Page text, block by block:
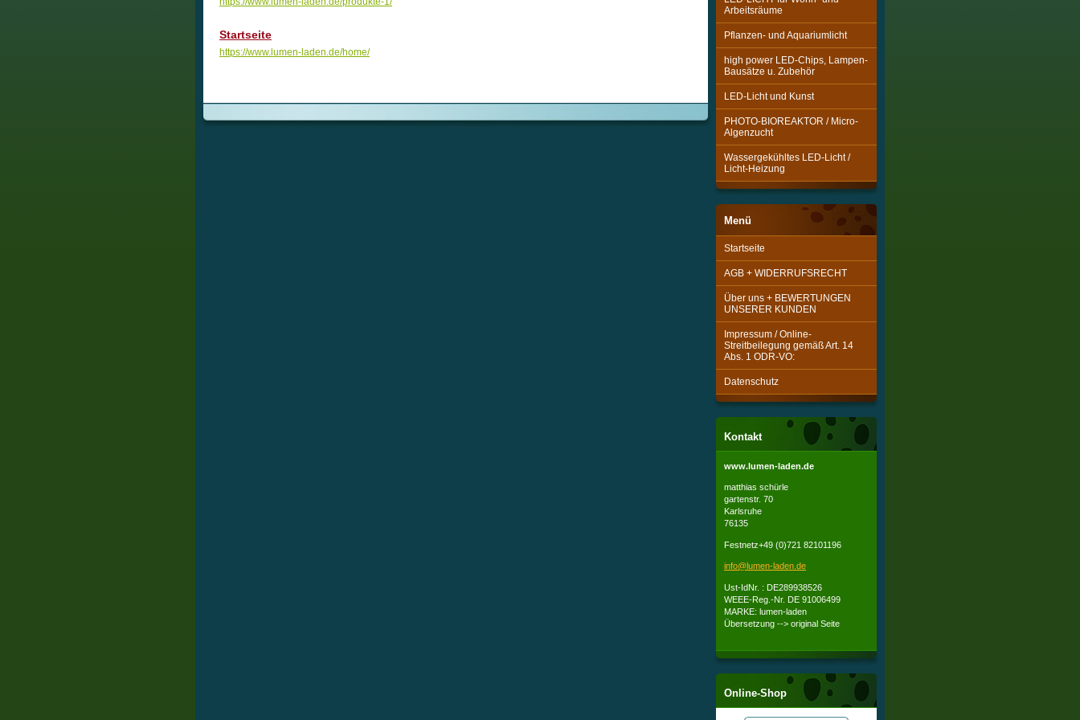
Startseite
https://www.lumen-laden.de/home/
Arbeitsräume
Pflanzen- und Aquariumlicht
high power LED-Chips, Lampen-
Bausätze u. Zubehör
LED-Licht und Kunst
PHOTO-BIOREAKTOR / Micro-
Algenzucht
Wassergekühltes LED-Licht /
Licht-Heizung
Menü
Startseite
AGB + WIDERRUFSRECHT
Über uns + BEWERTUNGEN
UNSERER KUNDEN
Impressum / Online-
Streitbeilegung gemäß Art. 14
Abs. 1 ODR-VO:
Datenschutz
Kontakt
www.lumen-laden.de
matthias schürle
gartenstr. 70
Karlsruhe
76135
Festnetz+49 (0)721 82101196
info@lumen-laden .de
Ust-IdNr. : DE289938526
WEEE-Reg.-Nr. DE 91006499
MARKE: lumen-laden
Übersetzung --> original Seite
Online-Shop